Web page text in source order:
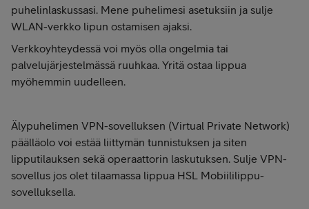
puhelinlaskussasi. Mene puhelimesi asetuksiin ja sulje
WLAN-verkko lipun ostamisen ajaksi.
Verkkoyhteydessä voi myös olla ongelmia tai
palvelujärjestelmässä ruuhkaa. Yritä ostaa lippua
myöhemmin uudelleen.
Älypuhelimen VPN-sovelluksen (Virtual Private Network)
päälläolo voi estää liittymän tunnistuksen ja siten
lipputilauksen sekä operaattorin laskutuksen. Sulje VPN-
sovellus jos olet tilaamassa lippua HSL Mobiililippu-
sovelluksella.